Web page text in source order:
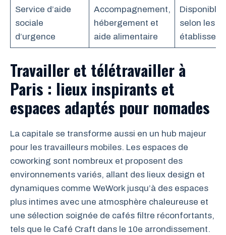
Service d’aide
sociale
d’urgence
Accompagnement,
hébergement et
aide alimentaire
Disponible
selon les
Travailler et télétravailler à
Paris : lieux inspirants et
espaces adaptés pour nomades
La capitale se transforme aussi en un hub majeur
pour les travailleurs mobiles. Les espaces de
coworking sont nombreux et proposent des
environnements variés, allant des lieux design et
dynamiques comme WeWork jusqu’à des espaces
plus intimes avec une atmosphère chaleureuse et
une sélection soignée de cafés filtre réconfortants,
tels que le Café Craft dans le 10e arrondissement.